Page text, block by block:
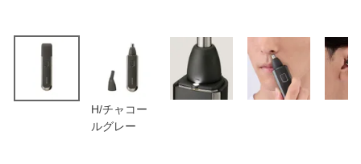
ログイン
お問い合わせ
H/チャコー
ルグレー